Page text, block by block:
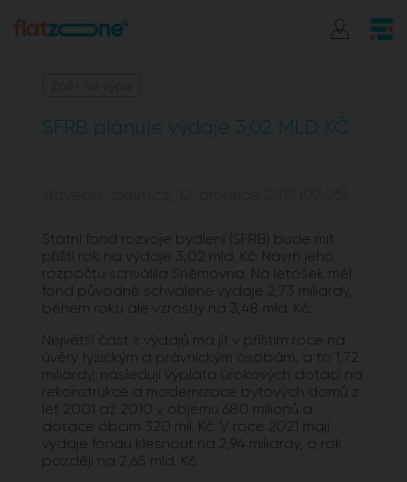
SFRB plánuje výdaje 3,02 MLD KČ
stavebni-forum.cz, 12. prosince 2019 (09:05)
Státní fond rozvoje bydlení (SFRB) bude mít
příští rok na výdaje 3,02 mld. Kč. Návrh jeho
rozpočtu schválila Sněmovna. Na letošek měl
fond původně schválené výdaje 2,73 miliardy,
během roku ale vzrostly na 3,48 mld. Kč.
Největší část z výdajů má jít v příštím roce na
úvěry fyzickým a právnickým osobám, a to 1,72
miliardy, následují výplata úrokových dotací na
rekonstrukce a modernizace bytových domů z
let 2001 až 2010 v objemu 680 milionů a
dotace obcím 320 mil. Kč. V roce 2021 mají
výdaje fondu klesnout na 2,94 miliardy, o rok
později na 2,65 mld. Kč.